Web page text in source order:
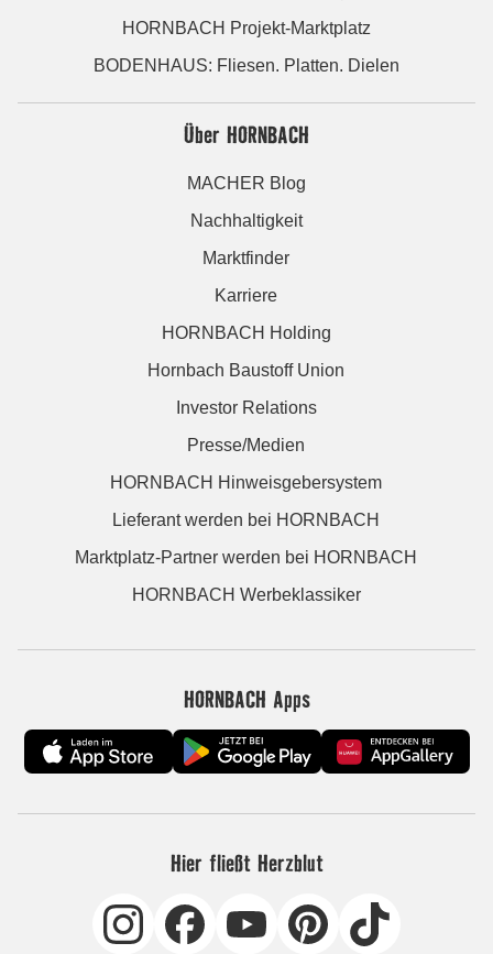
HORNBACH Projekt-Marktplatz
BODENHAUS: Fliesen. Platten. Dielen
Über HORNBACH
MACHER Blog
Nachhaltigkeit
Marktfinder
Karriere
HORNBACH Holding
Hornbach Baustoff Union
Investor Relations
Presse/Medien
HORNBACH Hinweisgebersystem
Lieferant werden bei HORNBACH
Marktplatz-Partner werden bei HORNBACH
HORNBACH Werbeklassiker
HORNBACH Apps
Hier fließt Herzblut